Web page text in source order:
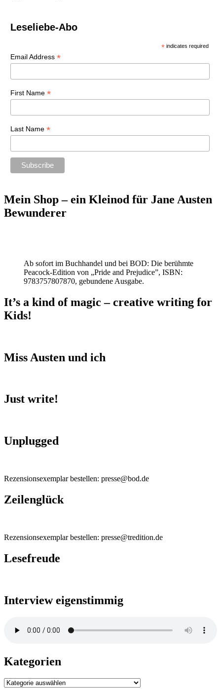
Leseliebe-Abo
* indicates required
Email Address *
First Name *
Last Name *
Mein Shop – ein Kleinod für Jane Austen
Bewunderer
Ab sofort im Buchhandel und bei BOD: Die berühmte
Peacock-Edition von „Pride and Prejudice”, ISBN:
9783757807870, gebundene Ausgabe.
It’s a kind of magic – creative writing for
Kids!
Miss Austen und ich
Just write!
Unplugged
Rezensionsexemplar bestellen: presse@bod.de
Zeilenglück
Rezensionsexemplar bestellen: presse@tredition.de
Lesefreude
Interview eigenstimmig
Kategorien
Kategorien